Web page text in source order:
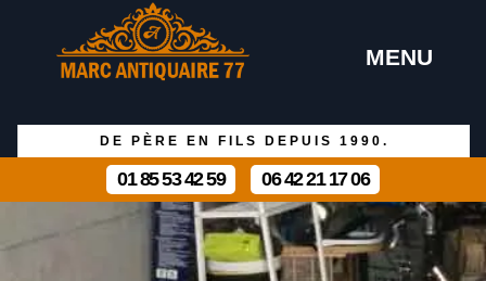
MENU
DE PÈRE EN FILS DEPUIS 1990.
01 85 53 42 59 06 42 21 17 06